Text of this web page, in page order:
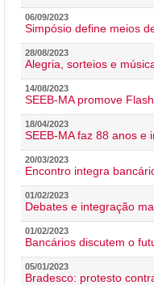
06/09/2023
Simpósio define meios
28/08/2023
Alegria, sorteios e
14/08/2023
SEEB-MA promove
18/04/2023
SEEB-MA faz 88 anos e
20/03/2023
Encontro integra
01/02/2023
Debates e integração
01/02/2023
Bancários discutem o
05/01/2023
Bradesco: protesto